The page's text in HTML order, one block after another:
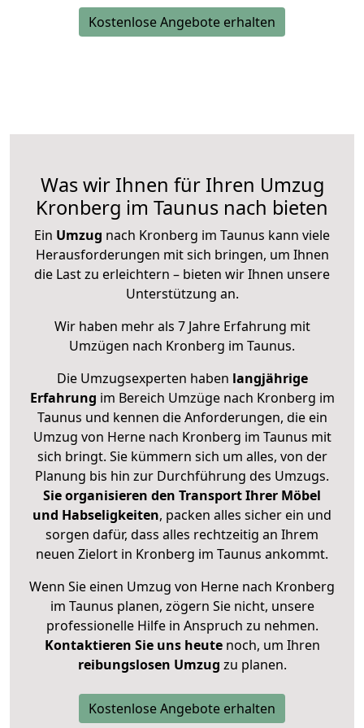
Kostenlose Angebote erhalten
Was wir Ihnen für Ihren Umzug
Kronberg im Taunus nach bieten
Ein Umzug nach Kronberg im Taunus kann viele
Herausforderungen mit sich bringen, um Ihnen
die Last zu erleichtern – bieten wir Ihnen unsere
Unterstützung an.
Wir haben mehr als 7 Jahre Erfahrung mit
Umzügen nach Kronberg im Taunus.
Die Umzugsexperten haben langjährige
Erfahrung im Bereich Umzüge nach Kronberg im
Taunus und kennen die Anforderungen, die ein
Umzug von Herne nach Kronberg im Taunus mit
sich bringt. Sie kümmern sich um alles, von der
Planung bis hin zur Durchführung des Umzugs.
Sie organisieren den Transport Ihrer Möbel
und Habseligkeiten, packen alles sicher ein und
sorgen dafür, dass alles rechtzeitig an Ihrem
neuen Zielort in Kronberg im Taunus ankommt.
Wenn Sie einen Umzug von Herne nach Kronberg
im Taunus planen, zögern Sie nicht, unsere
professionelle Hilfe in Anspruch zu nehmen.
Kontaktieren Sie uns heutenoch, um Ihren
reibungslosen Umzug zu planen.
Kostenlose Angebote erhalten